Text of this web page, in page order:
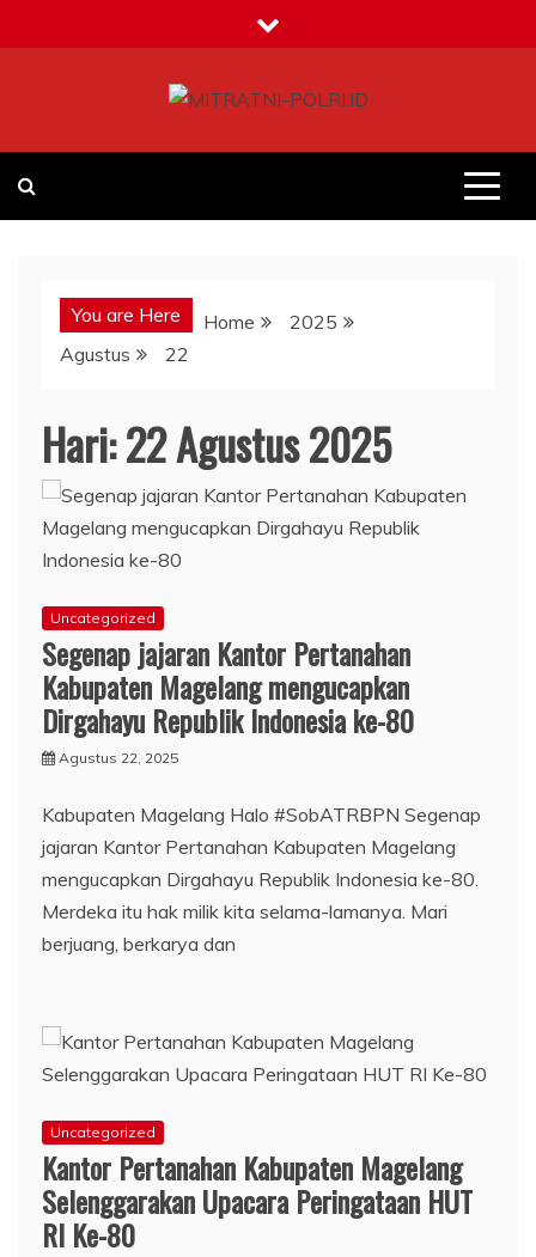
to
You are Here Home
2025
Agustus
22
Hari:22 Agustus 2025
Uncategorized
Segenap jajaran Kantor Pertanahan
Kabupaten Magelang mengucapkan
Dirgahayu Republik Indonesia ke-80
Agustus 22, 2025
Kabupaten Magelang Halo #SobATRBPN Segenap
jajaran Kantor Pertanahan Kabupaten Magelang
mengucapkan Dirgahayu Republik Indonesia ke-80.
Merdeka itu hak milik kita selama-lamanya. Mari
berjuang, berkarya dan
Uncategorized
Kantor Pertanahan Kabupaten Magelang
Selenggarakan Upacara Peringataan HUT
RI Ke-80